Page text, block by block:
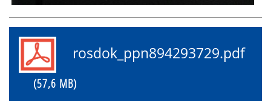
rosdok_ppn894293729.pdf
(57,6 MB)